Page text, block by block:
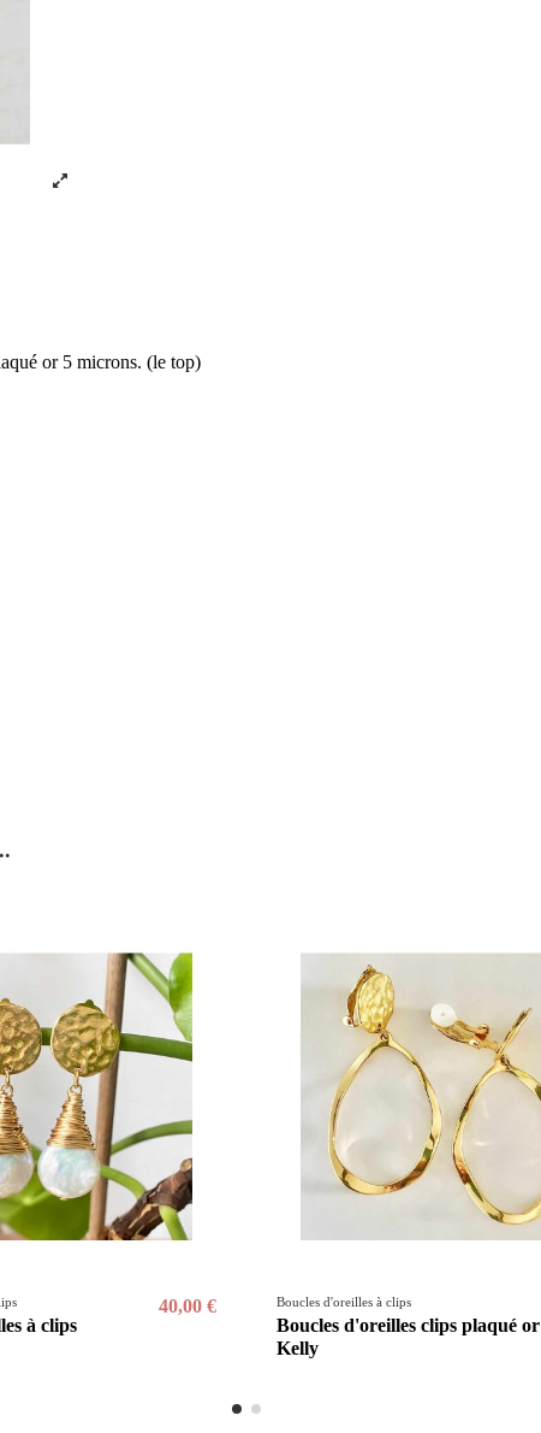
or 5 microns. (le top)
à clips
40,00 € Boucles d'oreilles à clips
Boucles d'oreilles clips plaqué or
Kelly